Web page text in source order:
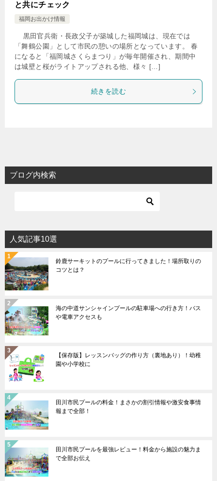
と共にチェック
福岡お出かけ情報
黒田官兵衛・長政父子が築城した福岡城は、現在では
「舞鶴公園」として市民の憩いの場所となっています。 春
になると「福岡城さくらまつり」が毎年開催され、期間中
は城壁と桜がライトアップされる他、様々 […]
続きを読む
ブログ内検索
人気記事10選
鈴鹿サーキットのプールに行ってきました！場所取りの
コツとは？
海の中道サンシャインプールの駐車場への行き方！バス
や電車アクセスも
【保存版】レッスンバッグの作り方（裏地あり）！幼稚
園や小学校に
田川市民プールの料金！まさかの割引情報や激安食事情
報まで全部！
田川市民プールを最強レビュー！料金から施設の魅力ま
で全部お伝え